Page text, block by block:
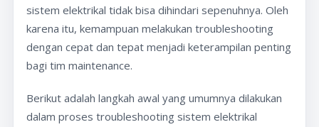
sistem elektrikal tidak bisa dihindari sepenuhnya. Oleh
karena itu, kemampuan melakukan troubleshooting
dengan cepat dan tepat menjadi keterampilan penting
bagi tim maintenance.
Berikut adalah langkah awal yang umumnya dilakukan
dalam proses troubleshooting sistem elektrikal